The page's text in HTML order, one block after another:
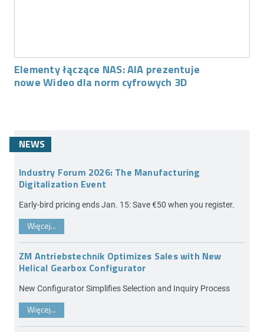
Elementy łączące NAS: AIA prezentuje
nowe Wideo dla norm cyfrowych 3D
NEWS
Industry Forum 2026: The Manufacturing
Digitalization Event
Early-bird pricing ends Jan. 15: Save €50 when you register.
Więcej...
ZM Antriebstechnik Optimizes Sales with New
Helical Gearbox Configurator
New Configurator Simplifies Selection and Inquiry Process
Więcej...